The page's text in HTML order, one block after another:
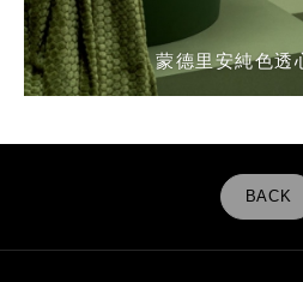
蒙德里安純色透
BACK